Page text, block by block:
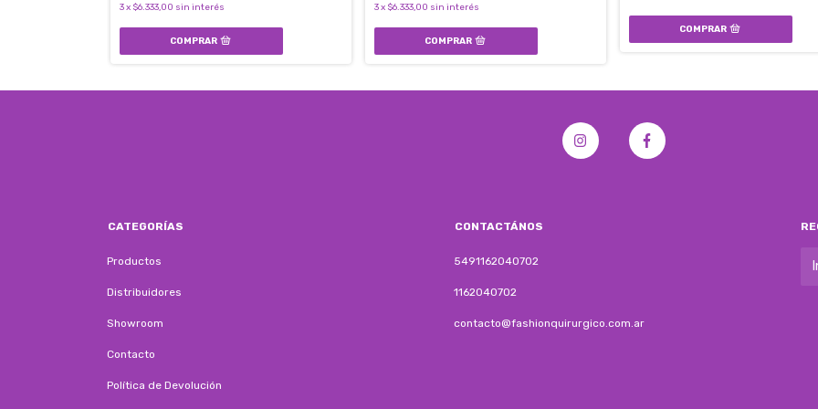
3x $6.333,00 sin interés 3x $6.333,00 sin interés
CATEGORÍAS
Productos
Distribuidores
Showroom
Contacto
Política de Devolución
CONTACTÁNOS
5491162040702
1162040702
contacto@fashionquirurgico.com.ar